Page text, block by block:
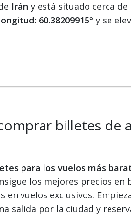
Irán y está situado cerca de
60.38209915° y se
billetes de
para los vuelos más
los mejores precios
vuelos exclusivos.
salida por la ciudad y